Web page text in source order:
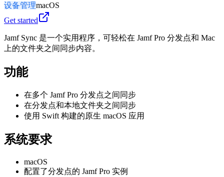
设备管理macOS
Get started
Jamf Sync 是一个实用程序，可轻松在 Jamf Pro 分发点和 Mac
上的文件夹之间同步内容。
功能
在多个 Jamf Pro 分发点之间同步
在分发点和本地文件夹之间同步
使用 Swift 构建的原生 macOS 应用
系统要求
macOS
配置了分发点的 Jamf Pro 实例